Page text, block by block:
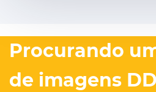
Procurando
de imagens